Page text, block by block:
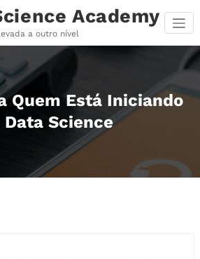
Academy
a outro nível
Quem Está Iniciando
Data Science